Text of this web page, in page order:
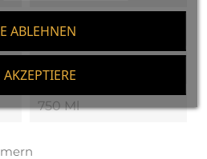
ABLEHNEN
15º
Macabeo, Mistela
750 Ml